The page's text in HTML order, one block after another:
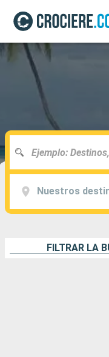
Nuestros
FILTRAR LA